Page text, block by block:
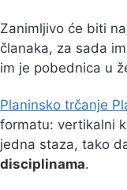
Zanimljivo će biti
članaka, za sada
im je pobednica u
Planinsko trčanje
formatu: vertikalni
jedna staza, tako
disciplinama.